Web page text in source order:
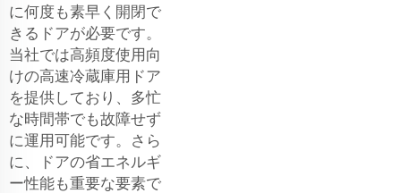
に何度も素早く開閉で
きるドアが必要です。
当社では高頻度使用向
けの高速冷蔵庫用ドア
を提供しており、多忙
な時間帯でも故障せず
に運用可能です。さら
に、ドアの省エネルギ
ー性能も重要な要素で